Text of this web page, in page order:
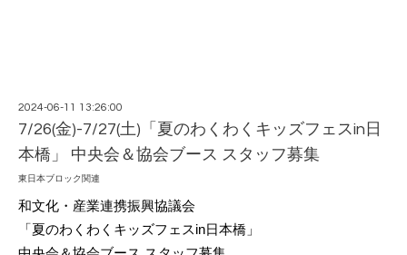
2024-06-11 13:26:00
7/26(金)-7/27(土)「夏のわくわくキッズフェスin日
本橋」 中央会＆協会ブース スタッフ募集
東日本ブロック関連
和文化・産業連携振興協議会
「夏のわくわくキッズフェスin日本橋」